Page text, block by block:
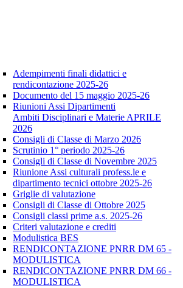
Adempimenti finali didattici e
rendicontazione 2025-26
Documento del 15 maggio 2025-26
Riunioni Assi Dipartimenti
Ambiti Disciplinari e Materie APRILE
2026
Consigli di Classe di Marzo 2026
Scrutinio 1° periodo 2025-26
Consigli di Classe di Novembre 2025
Riunione Assi culturali profess.le e
dipartimento tecnici ottobre 2025-26
Griglie di valutazione
Consigli di Classe di Ottobre 2025
Consigli classi prime a.s. 2025-26
Criteri valutazione e crediti
Modulistica BES
RENDICONTAZIONE PNRR DM 65 -
MODULISTICA
RENDICONTAZIONE PNRR DM 66 -
MODULISTICA